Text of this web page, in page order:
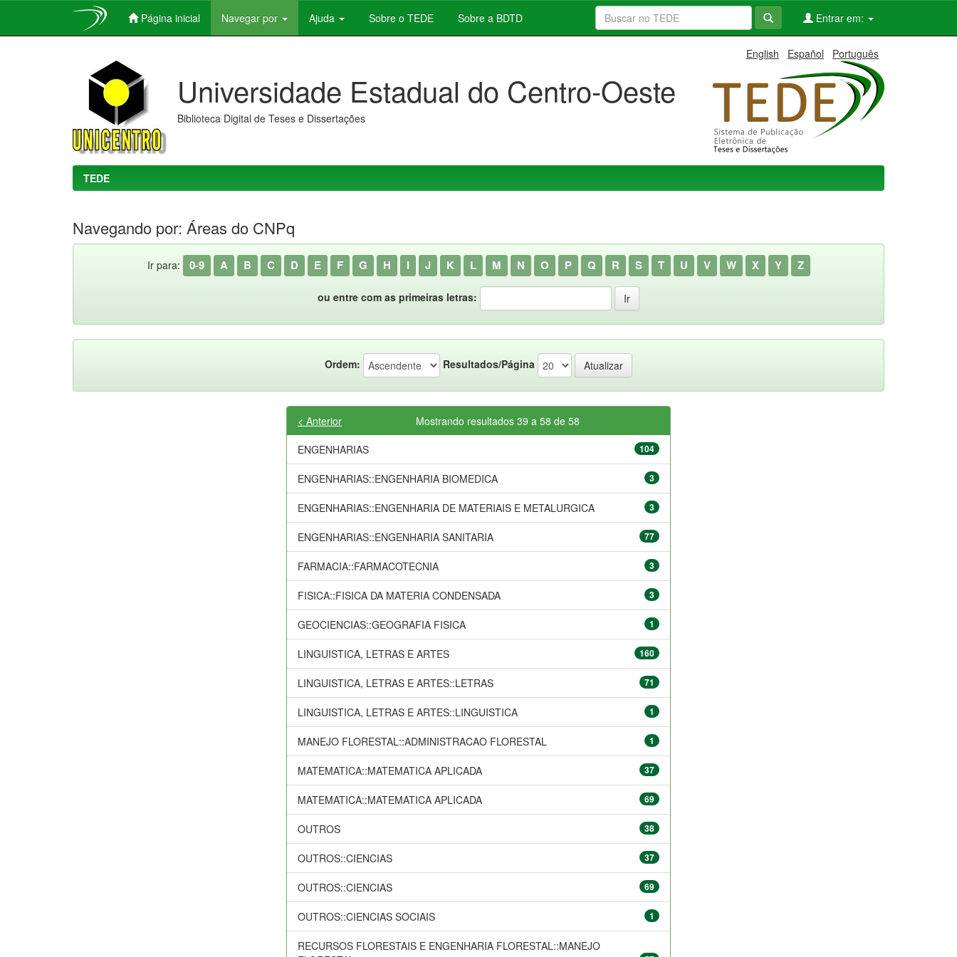
Página inicial Navegar por Ajuda Sobre o TEDE Sobre a BDTD Entrar em:
English Español Português
Universidade Estadual do Centro-Oeste
Biblioteca Digital de Teses e Dissertações
TEDE
Navegando por: Áreas do CNPq
Ir para: 0-9 A B C D E F G H I J K L M N O P Q R S T U V W X Y Z
ou entre com as primeiras letras:
Ordem: Resultados/Página
Mostrando resultados 39 a 58 de 58
< Anterior
ENGENHARIAS
104
ENGENHARIAS::ENGENHARIA BIOMEDICA 3
ENGENHARIAS::ENGENHARIA DE MATERIAIS E METALURGICA 3
ENGENHARIAS::ENGENHARIA SANITARIA 77
FARMACIA::FARMACOTECNIA 3
FISICA::FISICA DA MATERIA CONDENSADA 3
GEOCIENCIAS::GEOGRAFIA FISICA 1
LINGUISTICA, LETRAS E ARTES 160
LINGUISTICA, LETRAS E ARTES::LETRAS 71
LINGUISTICA, LETRAS E ARTES::LINGUISTICA 1
MANEJO FLORESTAL::ADMINISTRACAO FLORESTAL 1
MATEMATICA::MATEMATICA APLICADA 37
MATEMATICA::MATEMATICA APLICADA 69
OUTROS 38
OUTROS::CIENCIAS 37
OUTROS::CIENCIAS 69
OUTROS::CIENCIAS SOCIAIS 1
RECURSOS FLORESTAIS E ENGENHARIA FLORESTAL::MANEJO